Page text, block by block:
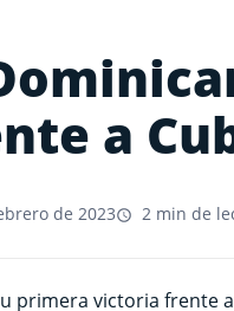
a
de 2023 2 min de